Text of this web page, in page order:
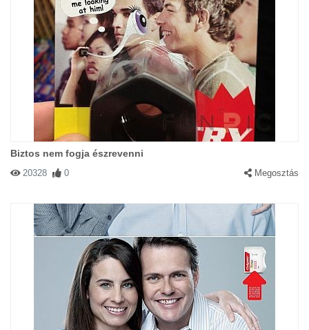
Biztos nem fogja észrevenni
20328 0 Megosztás